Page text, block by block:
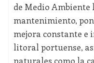
de Medio Ambiente
mantenimiento,
mejora constante e
litoral portuense,
naturales como la